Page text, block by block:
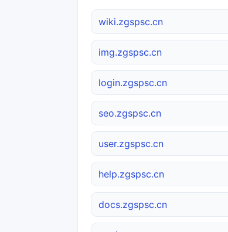
wiki.zgspsc.cn
img.zgspsc.cn
login.zgspsc.cn
seo.zgspsc.cn
user.zgspsc.cn
help.zgspsc.cn
docs.zgspsc.cn